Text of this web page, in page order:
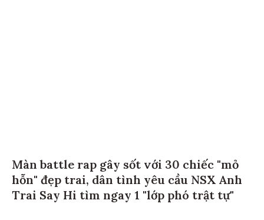
Màn battle rap gây sốt với 30 chiếc "mỏ
hỗn" đẹp trai, dân tình yêu cầu NSX Anh
Trai Say Hi tìm ngay 1 "lớp phó trật tự"